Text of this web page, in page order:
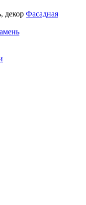
Фасадная